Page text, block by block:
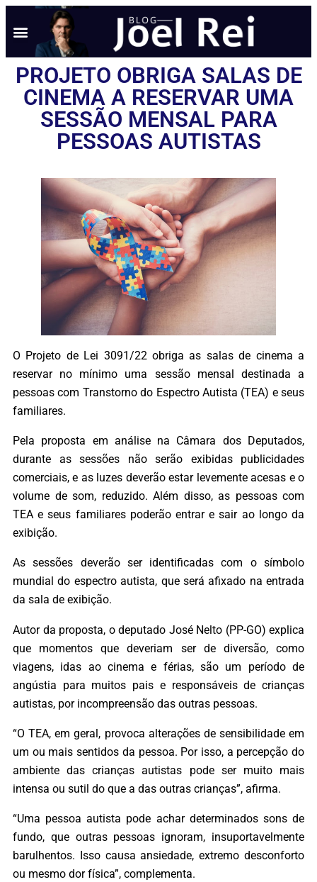
PROJETO OBRIGA SALAS DE
CINEMA A RESERVAR UMA
SESSÃO MENSAL PARA
PESSOAS AUTISTAS
O Projeto de Lei 3091/22 obriga as salas de cinema a
reservar no mínimo uma sessão mensal destinada a
pessoas com Transtorno do Espectro Autista (TEA) e seus
familiares.
Pela proposta em análise na Câmara dos Deputados,
durante as sessões não serão exibidas publicidades
comerciais, e as luzes deverão estar levemente acesas e o
volume de som, reduzido. Além disso, as pessoas com
TEA e seus familiares poderão entrar e sair ao longo da
exibição.
As sessões deverão ser identificadas com o símbolo
mundial do espectro autista, que será afixado na entrada
da sala de exibição.
Autor da proposta, o deputado José Nelto (PP-GO) explica
que momentos que deveriam ser de diversão, como
viagens, idas ao cinema e férias, são um período de
angústia para muitos pais e responsáveis de crianças
autistas, por incompreensão das outras pessoas.
“O TEA, em geral, provoca alterações de sensibilidade em
um ou mais sentidos da pessoa. Por isso, a percepção do
ambiente das crianças autistas pode ser muito mais
intensa ou sutil do que a das outras crianças”, afirma.
“Uma pessoa autista pode achar determinados sons de
fundo, que outras pessoas ignoram, insuportavelmente
barulhentos. Isso causa ansiedade, extremo desconforto
ou mesmo dor física”, complementa.